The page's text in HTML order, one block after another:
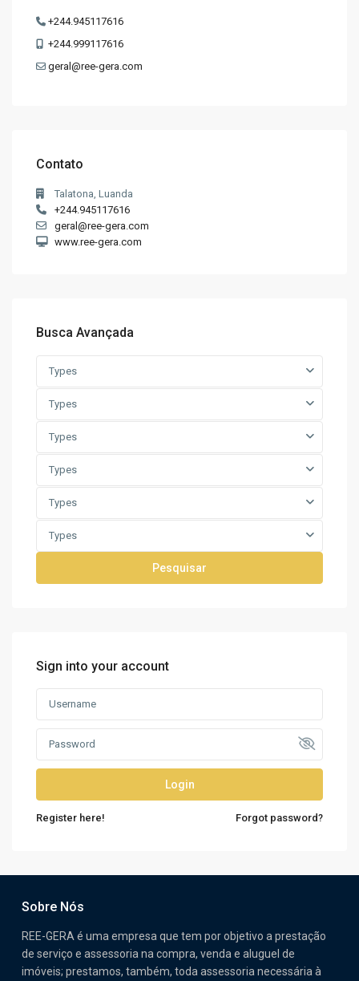
+244.945117616
+244.999117616
geral@ree-gera.com
Contato
Talatona, Luanda
+244.945117616
geral@ree-gera.com
www.ree-gera.com
Busca Avançada
Types
Types
Types
Types
Types
Types
Pesquisar
Sign into your account
Login
Register here! Forgot password?
Sobre Nós
REE-GERA é uma empresa que tem por objetivo a prestação
de serviço e assessoria na compra, venda e aluguel de
imóveis; prestamos, também, toda assessoria necessária à